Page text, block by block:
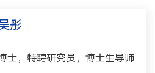
彤
士，特聘研究员，博士生导师